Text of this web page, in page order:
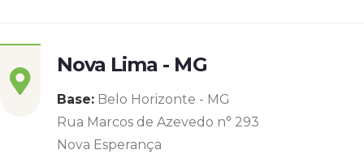
Nova Lima - MG
Base: Belo Horizonte - MG
Rua Marcos de Azevedo n° 293
Nova Esperança